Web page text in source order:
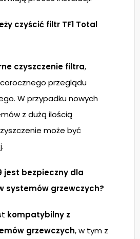
czyścić filtr TF1 Total
czyszczenie filtra,
przeglądu
W przypadku nowych
z dużą ilością
może być
jest bezpieczny dla
systemów grzewczych?
kompatybilny z
grzewczych, w tym z